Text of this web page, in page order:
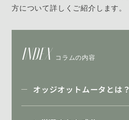
方について詳しくご紹介します。
INDEX コラムの内容
オッジオットムータとは？